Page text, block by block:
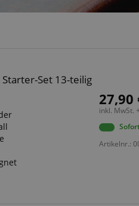
Set 13-teilig
27,90
inkl. MwSt. +
Artikelnr.: